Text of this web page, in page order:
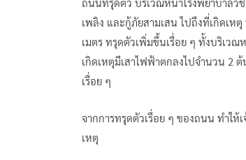
เพลิง และกู้ภัยสามเสน ไปถึงที่เกิดเ
เมตร ทรุดตัวเพิ่มขึ้นเรื่อย ๆ ทั้งบริเว
เกิดเหตุมีเสาไฟฟ้าตกลงไปจำนวน 2
เรื่อย ๆ
จากการทรุดตัวเรื่อย ๆ ของถนน ทำให้
เหตุ